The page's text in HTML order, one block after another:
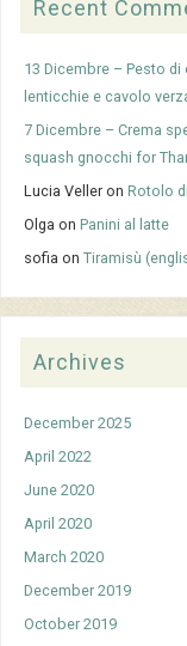
Recent
13 Dicembre – Pesto
lenticchie e cavolo
7 Dicembre – Crema
squash gnocchi for
Lucia Veller onRotolo
Olga onPanini al latte
sofia onTiramisù
Archives
December 2025
April 2022
June 2020
April 2020
March 2020
December 2019
October 2019